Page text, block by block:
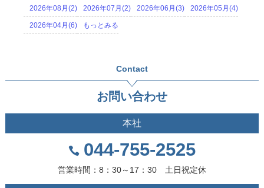
2026年08月(2)
2026年07月(2) 2026年06月(3) 2026年05月(4)
2026年04月(6) もっとみる
Contact
お問い合わせ
本社
044-755-2525
営業時間：8：30～17：30 土日祝定休